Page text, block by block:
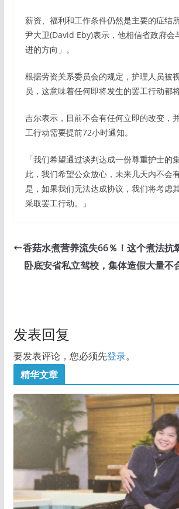
薪资、福利和工作条件仍然是主要的症结
尹大卫(David Eby)表示，他相信省政府会
进的方向」。
根据劳资关系委员会的规定，护理人员被
员，这意味着任何即将发生的罢工行动都
吉尔表示，目前不会有任何立即的改变，
工行动需要提前72小时通知。
「我们希望通过谈判达成一份尊重护士的
此，我们希望公众放心，未来几天内不会
是，如果我们无法达成协议，我们将考虑
采取罢工行动。」
香菇水煮营养流失66％！这个煮法抗
卧底安省私立驾校，集体造假大量不
发表回复
要发表评论，您必须先登录。
精华文章